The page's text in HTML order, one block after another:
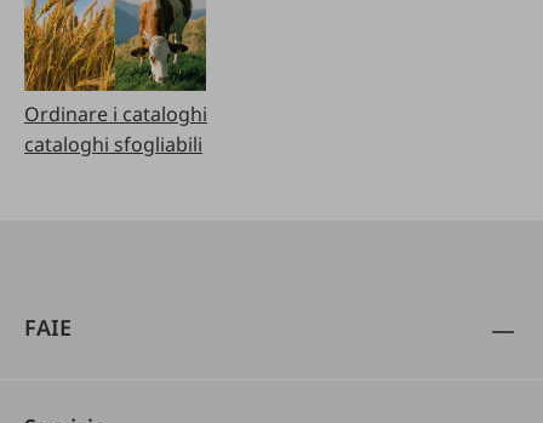
Ordinare i cataloghi
cataloghi sfogliabili
FAIE